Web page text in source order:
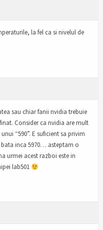
la fel ca si nivelul de
sau chiar fanii nvidia trebuie
Consider ca nvidia are mult
“590”. E suficient sa privim
bata inca 5970… asteptam o
urmei acest razboi este in
lab501